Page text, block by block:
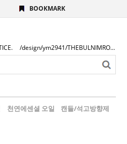
BOOKMARK
/design/ym2941/THEBULNIMROGO.png
천연에센셜 오일 캔들/석고방향제